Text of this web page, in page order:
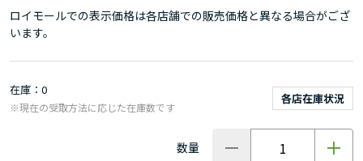
ロイモールでの表示価格は各店舗での販売価格と異なる場合がござ
います。
在庫 0
各店在庫状況
※現在の受取方法に応じた在庫数です
数量